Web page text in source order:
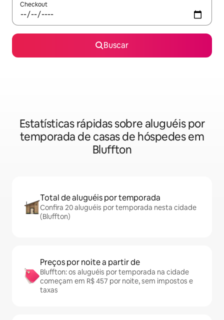
Checkout
Buscar
Estatísticas rápidas sobre aluguéis por
temporada de casas de hóspedes em
Bluffton
Total de aluguéis por temporada
Confira 20 aluguéis por temporada nesta cidade
(Bluffton)
Preços por noite a partir de
Bluffton: os aluguéis por temporada na cidade
começam em R$ 457 por noite, sem impostos e
taxas